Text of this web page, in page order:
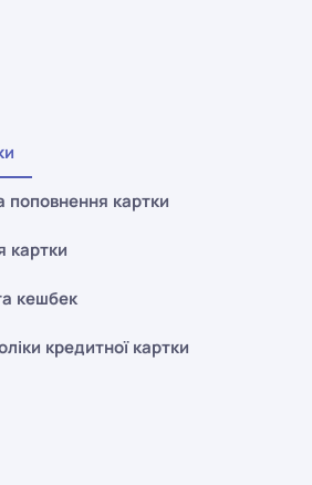
поповнення картки
картки
кешбек
кредитної картки